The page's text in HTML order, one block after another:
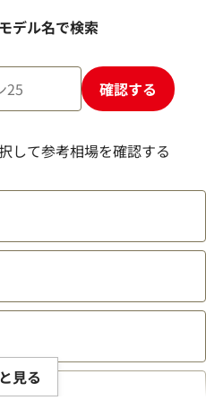
？デル名で検索
確認する
して参考相場を確認する
見る